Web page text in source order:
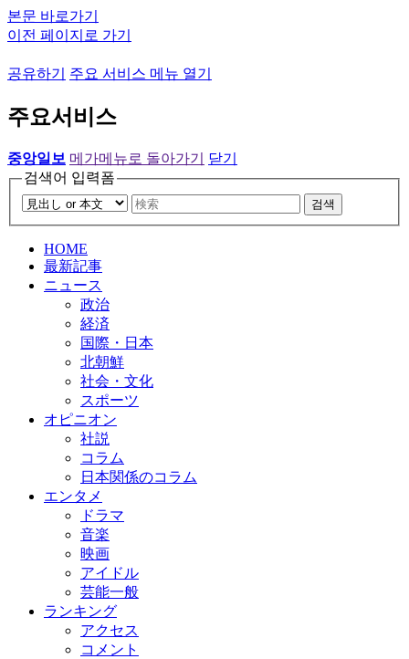
본문 바로가기
이전 페이지로 가기
공유하기 주요 서비스 메뉴 열기
주요서비스
중앙일보 메가메뉴로 돌아가기
닫기
검색어 입력폼
검색
HOME
最新記事
ニュース
政治
経済
国際・日本
北朝鮮
社会・文化
スポーツ
オピニオン
社説
コラム
日本関係のコラム
エンタメ
ドラマ
音楽
映画
アイドル
芸能一般
ランキング
アクセス
コメント